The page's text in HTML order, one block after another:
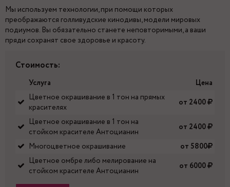
Мы используем технологии, при помощи которых
преображаются голливудские кинодивы, модели мировых
подиумов. Вы обязательно станете неповторимыми, а ваши
пряди сохранят свое здоровье и красоту.
Стоимость:
Услуга
Цена
Цветное окрашивание в 1 тон на прямых
красителях
от 2400
Цветное окрашивание в 1 тон на
стойком красителе Антоцианин
от 2400
Многоцветное окрашивание
от 5800
Цветное омбре либо мелирование на
стойком красителе Антоцианин
от 6000